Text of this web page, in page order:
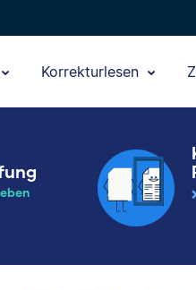
Korrekturlesen